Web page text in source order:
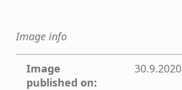
Image info
Image
published on:
30.9.2020